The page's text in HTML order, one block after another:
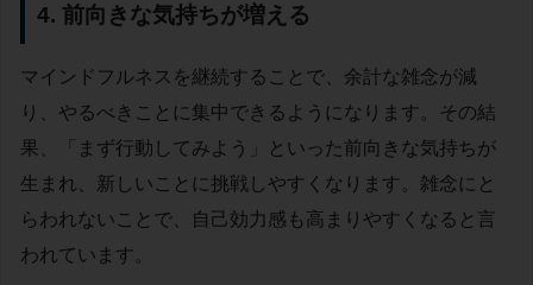
4. 前向きな気持ちが増える
マインドフルネスを継続することで、余計な雑念が減
り、やるべきことに集中できるようになります。その結
果、「まず行動してみよう」といった前向きな気持ちが
生まれ、新しいことに挑戦しやすくなります。雑念にと
らわれないことで、自己効力感も高まりやすくなると言
われています。